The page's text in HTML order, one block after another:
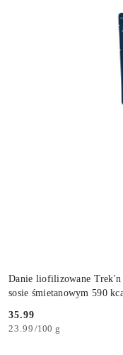
Danie liofilizowane Trek'n
sosie śmietanowym 590
Cena:
35.99
23.99 /100 g